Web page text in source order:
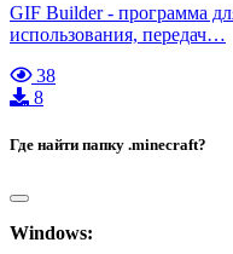
GIF Builder - программа
использования, передач…
38
8
Где найти папку .minecraft?
Windows: